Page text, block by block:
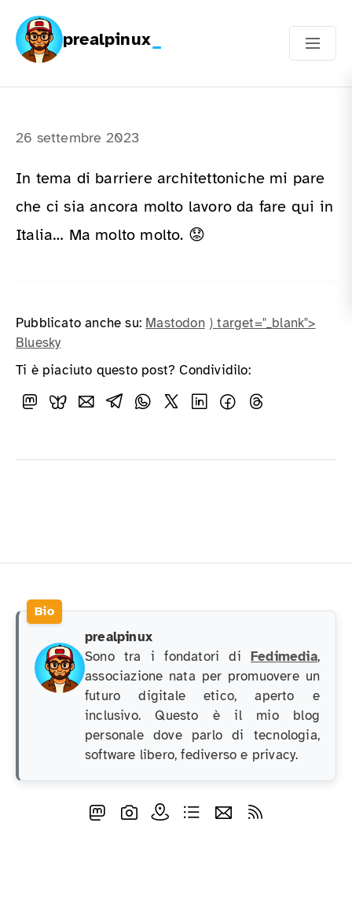
prealpinux
26 settembre 2023
In tema di barriere architettoniche mi pare
che ci sia ancora molto lavoro da fare qui in
Italia… Ma molto molto. 😟
Pubblicato anche su: Mastodon ) target="_blank">
Bluesky
Ti è piaciuto questo post? Condividilo:
prealpinux
Sono tra i fondatori di Fedimedia,
associazione nata per promuovere un
futuro digitale etico, aperto e
inclusivo. Questo è il mio blog
personale dove parlo di tecnologia,
software libero, fediverso e privacy.